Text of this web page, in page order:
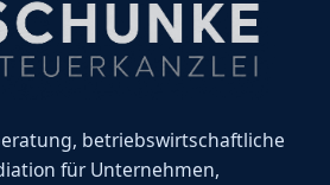
betriebswirtschaftliche
für Unternehmen,